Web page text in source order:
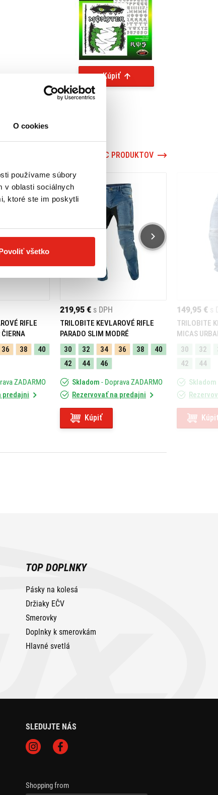
O cookies
používame súbory
v oblasti sociálnych
ktoré ste im poskytli
všetko
Kúpiť
VIAC PRODUKTOV
RIFLE
36 38
40
ZADARMO
predajni
219,95 € s DPH
TRILOBITE KEVLAROVÉ RIFLE
PARADO SLIM MODRÉ
30
32 34 36 38
40
42
44 46
Skladom - Doprava ZADARMO
Rezervovať na predajni
Kúpiť
149,95 € s
TRILOBITE
MICAS
30
32
42
44
Skladom
TOP DOPLNKY
Pásky na kolesá
Držiaky EČV
Smerovky
Doplnky k smerovkám
Hlavné svetlá
SLEDUJTE NÁS
Shopping from